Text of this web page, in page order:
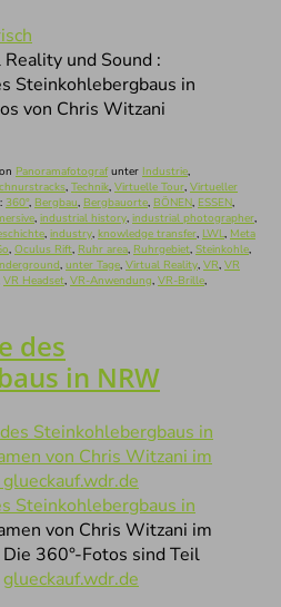
und Sound :
Steinkohlebergbaus in
von Chris Witzani
Panoramafotografunter Industrie,
, Technik, Virtuelle Tour, Virtueller
360°, Bergbau, Bergbauorte, BÖNEN, ESSEN,
, industrial history, industrial photographer,
, industry, knowledge transfer, LWL, Meta
, Oculus Rift, Ruhr area, Ruhrgebiet, Steinkohle,
, unter Tage, Virtual Reality, VR, VR
VR Headset, VR-Anwendung, VR-Brille,
des
in NRW
Steinkohlebergbaus in
von Chris Witzani im
360°-Fotos sind Teil
glueckauf.wdr.de